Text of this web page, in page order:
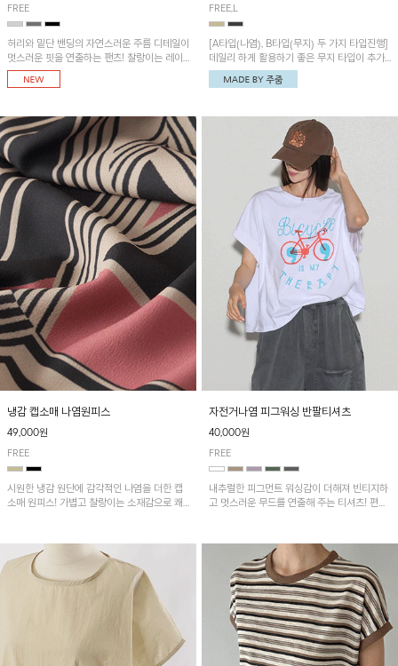
FREE
허리와 밑단 밴딩의 자연스러운 주름 디테일이
멋스러운 핏을 연출하는 팬츠! 찰랑이는 레이
온 소재로 가볍고 시원하게 착용되며, 여유로
운 실루엣으로 활동성이 좋아 데일리 하게 즐
FREE,L
[A타입(나염), B타입(무지) 두 가지 타입진행]
데일리 하게 활용하기 좋은 무지 타입이 추가
되었어요~ 볼륨감 있는 항아리핏 실루엣이 유
니크하며 포켓디테일이 POINT!
냉감 캡소매 나염원피스
49,000원
FREE
시원한 냉감 원단에 감각적인 나염을 더한 캡
소매 원피스! 가볍고 찰랑이는 소재감으로 쾌
자전거나염 피그워싱 반팔티셔츠
40,000원
FREE
내추럴한 피그먼트 워싱감이 더해져 빈티지하
고 멋스러운 무드를 연출해 주는 티셔츠! 편안